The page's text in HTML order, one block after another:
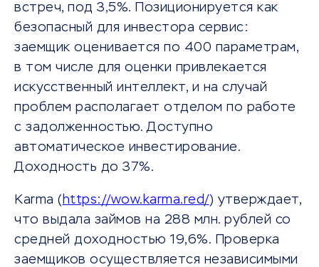
встреч, под 3,5%. Позиционируется как
безопасный для инвестора сервис:
заемщик оценивается по 400 параметрам,
в том числе для оценки привлекается
искусственный интеллект, и на случай
проблем располагает отделом по работе
с задолженностью. Доступно
автоматическое инвестирование.
Доходность до 37%.
Karma ( https://wow.karma.red/) утверждает,
что выдала займов на 288 млн. рублей со
средней доходностью 19,6%. Проверка
заемщиков осуществляется независимыми